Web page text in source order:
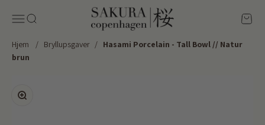
MenuSøg
Sakura Copenhagen
Kurv
Hjem / Bryllupsgaver / Hasami Porcelain - Tall Bowl // Natur
brun
Zoom